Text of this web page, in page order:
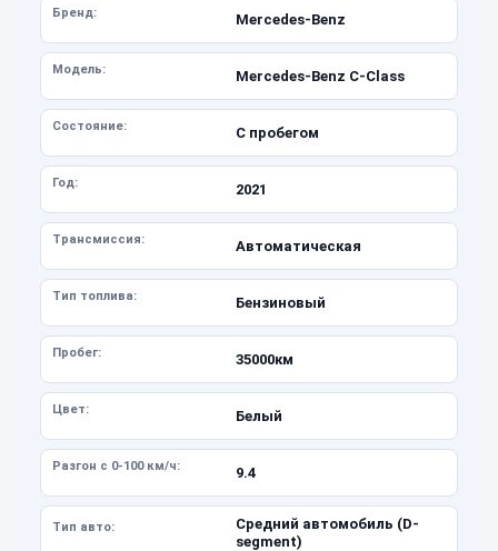
Бренд: Mercedes-Benz
Модель: Mercedes-Benz C-Class
Состояние: С пробегом
Год: 2021
Трансмиссия: Автоматическая
Тип топлива: Бензиновый
Пробег: 35000км
Цвет: Белый
Разгон с 0-100 км/ч: 9.4
Тип авто:
Средний автомобиль (D-
segment)